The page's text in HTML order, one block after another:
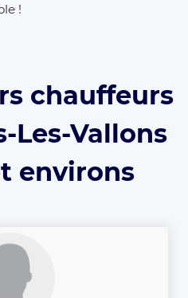
!
chauffeurs
Les-Vallons
environs